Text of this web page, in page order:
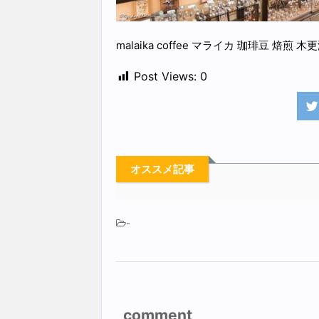
malaika coffee マライカ 珈琲豆 焙煎 木
Post Views: 0
オススメ記事
-
comment